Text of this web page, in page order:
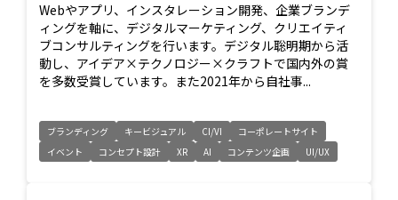
Webやアプリ、インスタレーション開発、企業ブランデ
ィングを軸に、デジタルマーケティング、クリエイティ
ブコンサルティングを行います。デジタル聡明期から活
動し、アイデア×テクノロジー×クラフトで国内外の賞
を多数受賞しています。また2021年から自社事...
ブランディング キービジュアル CI/VI
コーポレートサイト
イベント
コンセプト設計 XR AI コンテンツ企画 UI/UX